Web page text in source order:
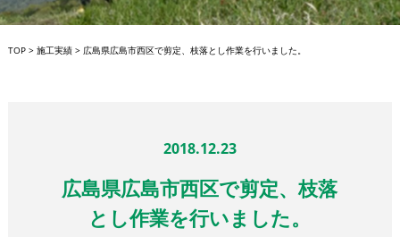
TOP> 施工実績> 広島県広島市西区で剪定、枝落とし作業を行いました。
2018.12.23
広島県広島市西区で剪定、枝落
とし作業を行いました。